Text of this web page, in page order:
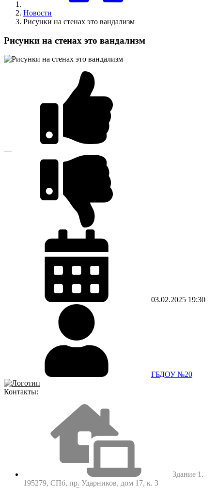
Новости
Рисунки на стенах это вандализм
Рисунки на стенах это вандализм
—
03.02.2025 19:30
ГБДОУ №20
Контакты:
Здание 1.
195279, СПб, пр. Ударников, дом 17, к. 3